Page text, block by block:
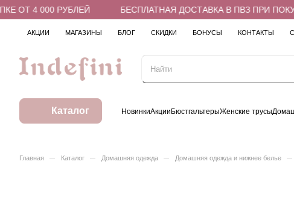
ОТ 4 000 РУБЛЕЙ БЕСПЛАТНАЯ ДОСТАВКА В ПВЗ ПРИ
АКЦИИ МАГАЗИНЫ БЛОГ СКИДКИ БОНУСЫ КОНТАКТЫ
Каталог НовинкиАкцииБюстгальтерыЖенские трусы
Главная – Каталог – Домашняя одежда – Домашняя одежда и нижнее белье –